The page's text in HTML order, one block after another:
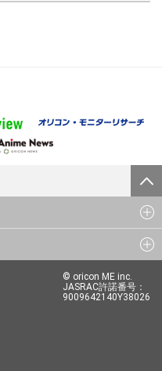
© oricon ME inc.
JASRAC許諾番号：
9009642140Y38026